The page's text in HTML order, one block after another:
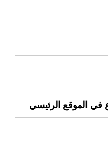
في الموقع الرئيسي